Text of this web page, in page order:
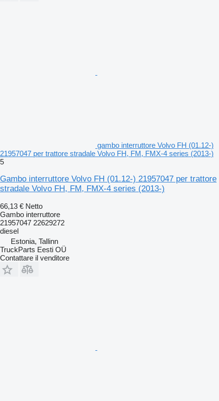
gambo interruttore Volvo FH (01.12-)
21957047 per trattore stradale Volvo FH, FM, FMX-4 series (2013-)
5
Gambo interruttore Volvo FH (01.12-) 21957047 per trattore
stradale Volvo FH, FM, FMX-4 series (2013-)
66,13 € Netto
Gambo interruttore
21957047 22629272
diesel
Estonia, Tallinn
TruckParts Eesti OÜ
Contattare il venditore